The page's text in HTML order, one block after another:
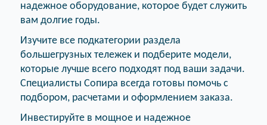
надежное оборудование, которое будет служить
вам долгие годы.
Изучите все подкатегории раздела
большегрузных тележек и подберите модели,
которые лучше всего подходят под ваши задачи.
Специалисты Сопира всегда готовы помочь с
подбором, расчетами и оформлением заказа.
Инвестируйте в мощное и надежное